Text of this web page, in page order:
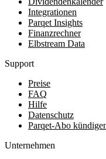
Integrationen
Parqet Insights
Finanzrechner
Elbstream Data
Support
Preise
FAQ
Hilfe
Datenschutz
Parqet-Abo
Unternehmen